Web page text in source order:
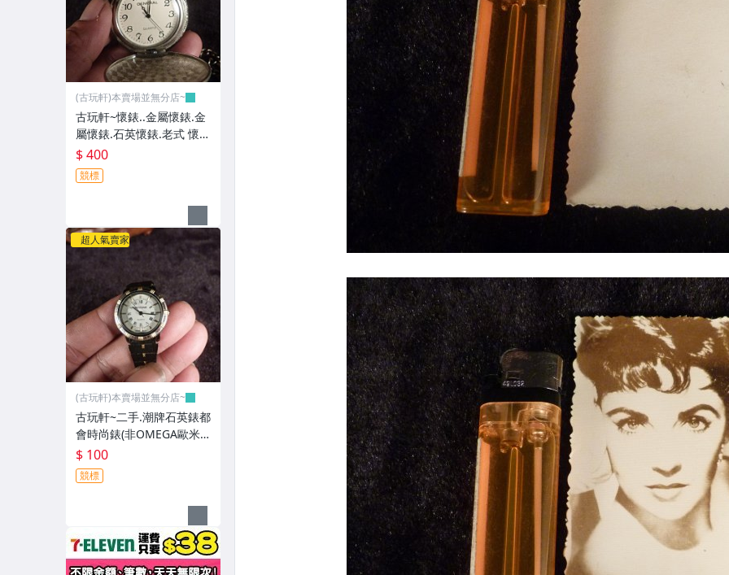
(古玩軒)本賣場並無分店~
古玩軒~懷錶..金屬懷錶.金
屬懷錶.石英懷錶.老式 懷錶
~GGG90
$ 400
競標
超人氣賣家
(古玩軒)本賣場並無分店~
古玩軒~二手.潮牌石英錶都
會時尚錶(非OMEGA歐米
茄.卡迪亞.浪琴.大海馬)GG
G89
$ 100
競標